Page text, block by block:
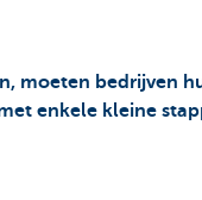
moeten bedrijven
enkele kleine